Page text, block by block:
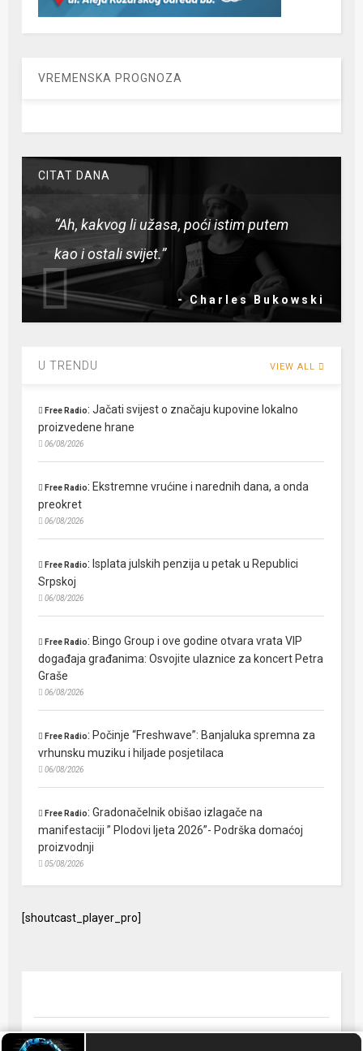
VREMENSKA PROGNOZA
CITAT DANA
“Ah, kakvog li užasa, poći istim putem
kao i ostali svijet.”
- Charles Bukowski
U TRENDU VIEW ALL
Free Radio:Jačati svijest o značaju kupovine lokalno
proizvedene hrane
06/08/2026
Free Radio: Ekstremne vrućine i narednih dana, a onda
preokret
06/08/2026
Free Radio: Isplata julskih penzija u petak u Republici
Srpskoj
06/08/2026
Free Radio: Bingo Group i ove godine otvara vrata VIP
događaja građanima: Osvojite ulaznice za koncert Petra
Graše
06/08/2026
Free Radio: Počinje “Freshwave”: Banjaluka spremna za
vrhunsku muziku i hiljade posjetilaca
06/08/2026
Free Radio:Gradonačelnik obišao izlagače na
manifestaciji ” Plodovi ljeta 2026”- Podrška domaćoj
proizvodnji
05/08/2026
[shoutcast_player_pro]